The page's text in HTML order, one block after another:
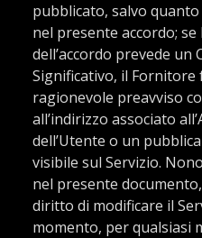
pubblicato, salvo
nel presente accordo;
dell’accordo prevede un
Significativo, il Fornitore
ragionevole preavviso
all’indirizzo associato
dell’Utente o un
visibile sul Servizio.
nel presente
diritto di modificare il
momento, per qualsiasi